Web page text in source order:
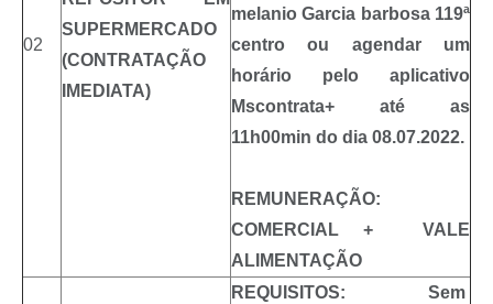
02
SUPERMERCADO
(CONTRATAÇÃO
IMEDIATA)
melanio Garcia barbosa 119ª
centro ou agendar um
horário pelo aplicativo
Mscontrata+ até as
11h00min do dia 08.07.2022.
REMUNERAÇÃO:
COMERCIAL + VALE
ALIMENTAÇÃO
REQUISITOS: Sem